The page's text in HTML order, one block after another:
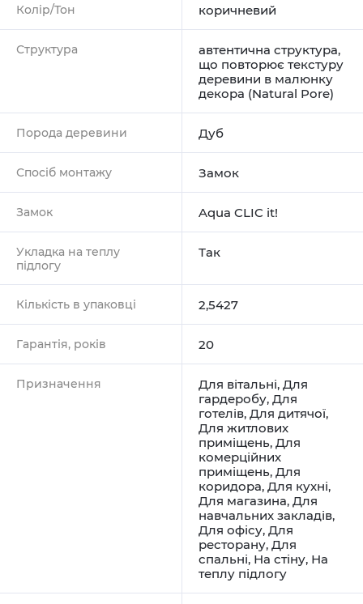
Колір/Тон коричневий
Структура
автентична структура,
що повторює текстуру
деревини в малюнку
декора (Natural Pore)
Порода деревини Дуб
Спосіб монтажу Замок
Замок Aqua CLIC it!
Укладка на теплу
підлогу
Так
Кількість в упаковці 2,5427
Гарантія, років 20
Призначення Для вітальні, Для
гардеробу, Для
готелів, Для дитячої,
Для житлових
приміщень, Для
комерційних
приміщень, Для
коридора, Для кухні,
Для магазина, Для
навчальних закладів,
Для офісу, Для
ресторану, Для
спальні, На стіну, На
теплу підлогу